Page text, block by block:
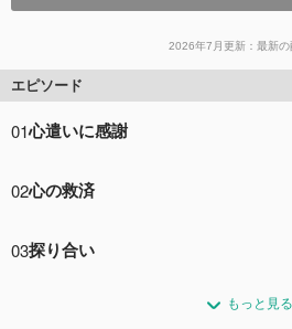
2026年7月更新：最新
エピソード
01心遣いに感謝
イファは不気味で奇妙な町を訪
コメント0件
02心の救済
ら情報を得る。カーミラが領土
03探り合い
ぶつかる。人間について船長と
もっと見る